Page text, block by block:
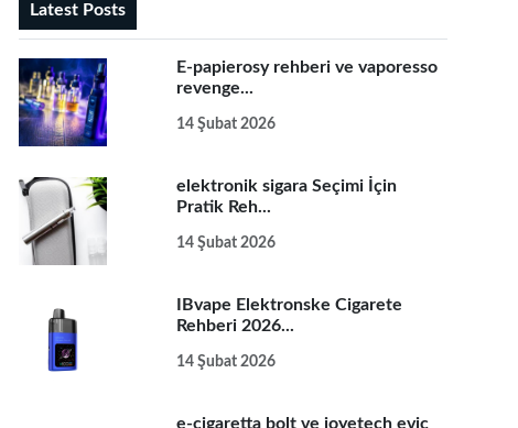
Latest Posts
E-papierosy rehberi ve vaporesso
revenge...
14 Şubat 2026
elektronik sigara Seçimi İçin
Pratik Reh...
14 Şubat 2026
IBvape Elektronske Cigarete
Rehberi 2026...
14 Şubat 2026
e-cigaretta bolt ve joyetech evic